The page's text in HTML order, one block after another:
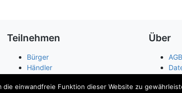
Teilnehmen
Bürger
Händler
Städte
Über
AGB
einwandfreie Funktion dieser Website zu